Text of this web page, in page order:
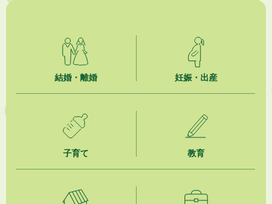
「お茶を知る・体験する講座」を開催します
2026年8月5日
掛川市広告入り窓口封筒無償提供者募集
結婚・離婚 妊娠・出産
子育て 教育